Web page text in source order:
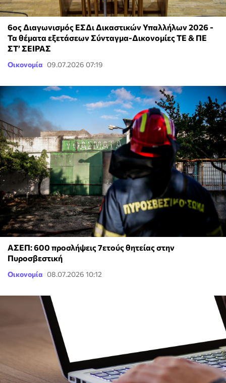
6ος Διαγωνισμός ΕΣΔι Δικαστικών Υπαλλήλων 2026 -
Τα θέματα εξετάσεων Σύνταγμα-Δικονομίες ΤΕ & ΠΕ
ΣΤ’ ΣΕΙΡΑΣ
Οικονομία 09.07.2026 07:19
ΑΣΕΠ: 600 προσλήψεις 7ετούς θητείας στην
Πυροσβεστική
Οικονομία 08.07.2026 10:12